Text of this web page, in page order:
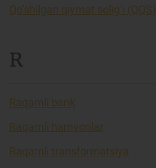
Qo’shilgan qiymat solig’i (QQS)
R
Raqamli bank
Raqamli hamyonlar
Raqamli transformatsiya